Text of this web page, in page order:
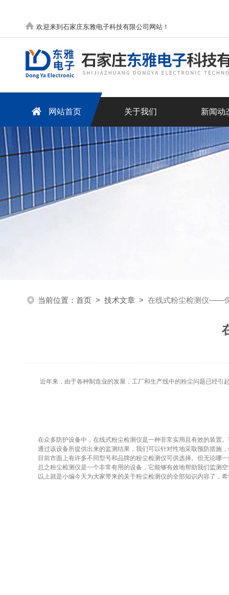
欢迎来到石家庄东雅电子科技有限公司网站！
网站首页 关于我们 新闻动
当前位置： 首页 > 技术文章 > 在线式粉尘检测仪——
近年来，由于各种制造业的发展，工厂和生产线中的粉尘问题已经引
在众多防护设备中，在线式粉尘检测仪是一种非常实用且有效的装置。
通过该设备所提供出来的监测结果，我们可以针对性地采取预防措施，
目前市面上有许多不同型号和品牌的粉尘检测仪可供选择。但无论哪一
总之粉尘检测仪是一个非常有用的设备，它能够有效地帮助我们监测空
以上就是小编今天为大家带来的关于粉尘检测仪的全部知识内容了，希